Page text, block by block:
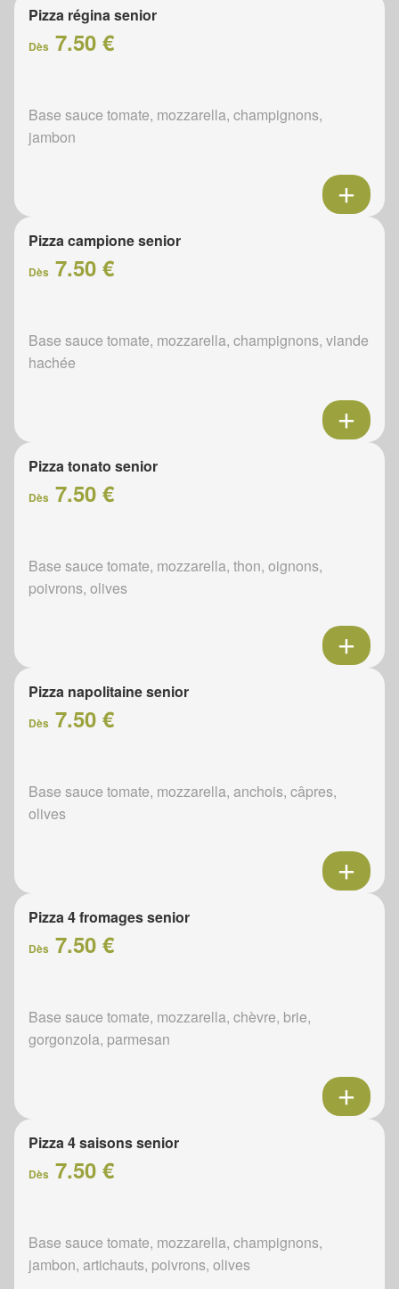
Pizza régina senior
Dès 7.50 €
Base sauce tomate, mozzarella, champignons,
jambon
Pizza campione senior
Dès 7.50 €
Base sauce tomate, mozzarella, champignons, viande
hachée
Pizza tonato senior
Dès 7.50 €
Base sauce tomate, mozzarella, thon, oignons,
poivrons, olives
Pizza napolitaine senior
Dès 7.50 €
Base sauce tomate, mozzarella, anchois, câpres,
olives
Pizza 4 fromages senior
Dès 7.50 €
Base sauce tomate, mozzarella, chèvre, brie,
gorgonzola, parmesan
Pizza 4 saisons senior
Dès 7.50 €
Base sauce tomate, mozzarella, champignons,
jambon, artichauts, poivrons, olives